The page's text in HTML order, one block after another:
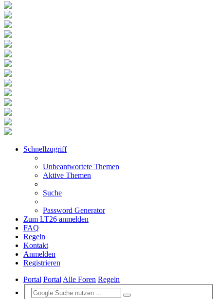
Schnellzugriff
Unbeantwortete Themen
Aktive Themen
Suche
Password Generator
Zum LT26 anmelden
FAQ
Regeln
Kontakt
Anmelden
Registrieren
Portal PortalAlle Foren Regeln